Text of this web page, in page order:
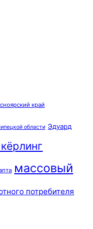
край
области Эдуард
массовый
потребителя